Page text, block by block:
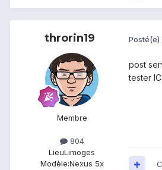
throrin19
Membre
804
LieuLimoges
Modèle:Nexus 5x
Posté(e)
post
tester